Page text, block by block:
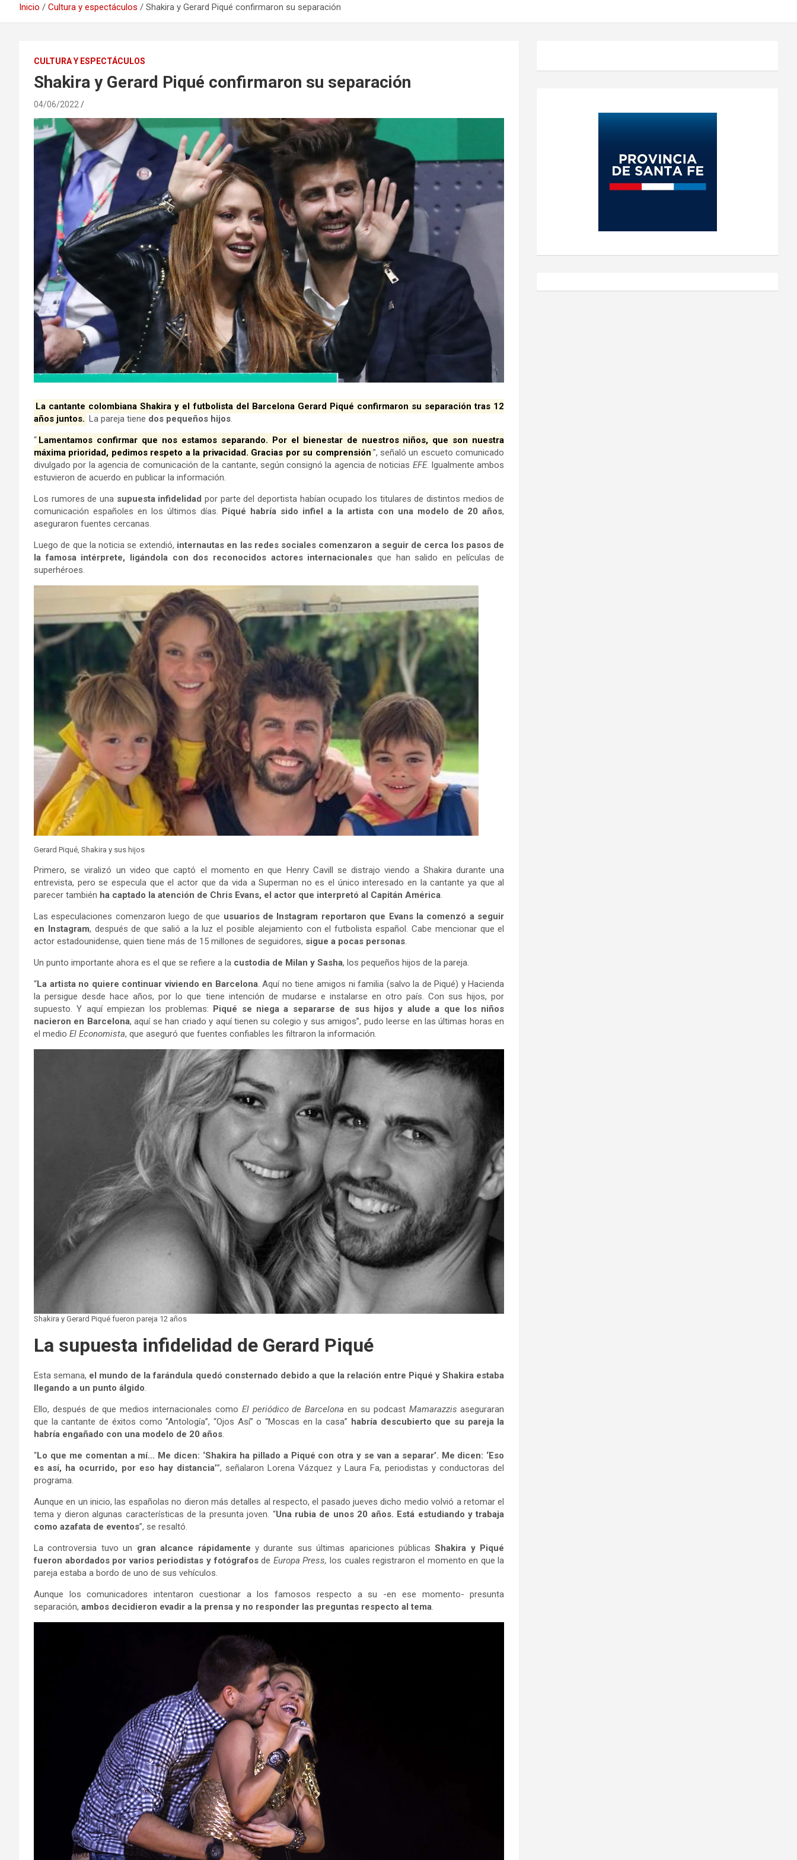
Inicio Cultura y espectáculos Shakira y Gerard Piqué confirmaron su separación
CULTURA Y ESPECTÁCULOS
Shakira y Gerard Piqué confirmaron su separación
04/06/2022
La cantante colombiana Shakira y el futbolista del Barcelona Gerard Piqué confirmaron su separación tras 12
años juntos. La pareja tiene dos pequeños hijos.
“ Lamentamos confirmar que nos estamos separando. Por el bienestar de nuestros niños, que son nuestra
máxima prioridad, pedimos respeto a la privacidad. Gracias por su comprensión ”, señaló un escueto comunicado
divulgado por la agencia de comunicación de la cantante, según consignó la agencia de noticias EFE. Igualmente ambos
estuvieron de acuerdo en publicar la información.
Los rumores de una supuesta infidelidad por parte del deportista habían ocupado los titulares de distintos medios de
comunicación españoles en los últimos días. Piqué habría sido infiel a la artista con una modelo de 20 años,
aseguraron fuentes cercanas.
Luego de que la noticia se extendió, internautas en las redes sociales comenzaron a seguir de cerca los pasos de
la famosa intérprete, ligándola con dos reconocidos actores internacionales que han salido en películas de
superhéroes.
Gerard Piqué, Shakira y sus hijos
Primero, se viralizó un video que captó el momento en que Henry Cavill se distrajo viendo a Shakira durante una
entrevista, pero se especula que el actor que da vida a Superman no es el único interesado en la cantante ya que al
parecer también ha captado la atención de Chris Evans, el actor que interpretó al Capitán América.
Las especulaciones comenzaron luego de que usuarios de Instagram reportaron que Evans la comenzó a seguir
en Instagram, después de que salió a la luz el posible alejamiento con el futbolista español. Cabe mencionar que el
actor estadounidense, quien tiene más de 15 millones de seguidores, sigue a pocas personas.
Un punto importante ahora es el que se refiere a la custodia de Milan y Sasha, los pequeños hijos de la pareja.
“La artista no quiere continuar viviendo en Barcelona. Aquí no tiene amigos ni familia (salvo la de Piqué) y Hacienda
la persigue desde hace años, por lo que tiene intención de mudarse e instalarse en otro país. Con sus hijos, por
supuesto. Y aquí empiezan los problemas: Piqué se niega a separarse de sus hijos y alude a que los niños
nacieron en Barcelona, aquí se han criado y aquí tienen su colegio y sus amigos”, pudo leerse en las últimas horas en
el medio El Economista, que aseguró que fuentes confiables les filtraron la información.
Shakira y Gerard Piqué fueron pareja 12 años
La supuesta infidelidad de Gerard Piqué
Esta semana, el mundo de la farándula quedó consternado debido a que la relación entre Piqué y Shakira estaba
llegando a un punto álgido.
Ello, después de que medios internacionales como El periódico de Barcelonaen su podcast Mamarazzis aseguraran
que la cantante de éxitos como “Antología”, “Ojos Así” o “Moscas en la casa” habría descubierto que su pareja la
habría engañado con una modelo de 20 años.
“Lo que me comentan a mí… Me dicen: ‘Shakira ha pillado a Piqué con otra y se van a separar’. Me dicen: ‘Eso
es así, ha ocurrido, por eso hay distancia’”, señalaron Lorena Vázquez y Laura Fa, periodistas y conductoras del
programa.
Aunque en un inicio, las españolas no dieron más detalles al respecto, el pasado jueves dicho medio volvió a retomar el
tema y dieron algunas características de la presunta joven. “Una rubia de unos 20 años. Está estudiando y trabaja
como azafata de eventos”, se resaltó.
La controversia tuvo un gran alcance rápidamente y durante sus últimas apariciones públicasShakira y Piqué
fueron abordados por varios periodistas y fotógrafosde Europa Press, los cuales registraron el momento en que la
pareja estaba a bordo de uno de sus vehículos.
Aunque los comunicadores intentaron cuestionar a los famosos respecto a su -en ese momento- presunta
separación, ambos decidieron evadir a la prensa y no responder las preguntas respecto al tema.